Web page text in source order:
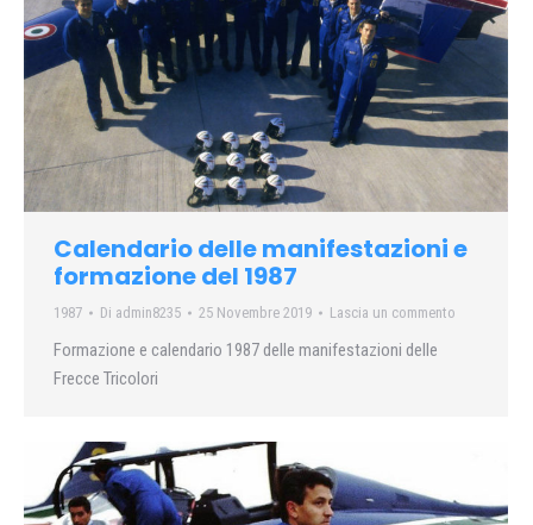
Calendario delle manifestazioni e
formazione del 1987
1987 Di admin8235 25 Novembre 2019 Lascia un commento
Formazione e calendario 1987 delle manifestazioni delle
Frecce Tricolori